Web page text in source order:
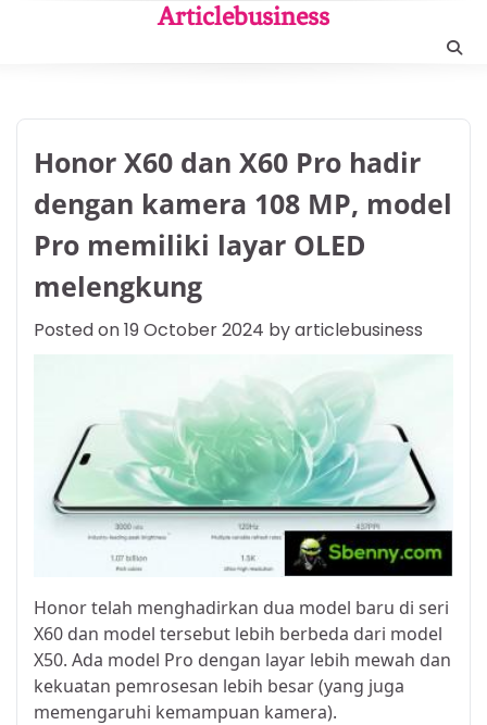
Articlebusiness
Honor X60 dan X60 Pro hadir
dengan kamera 108 MP, model
Pro memiliki layar OLED
melengkung
Posted on19 October 2024 byarticlebusiness
Honor telah menghadirkan dua model baru di seri
X60 dan model tersebut lebih berbeda dari model
X50. Ada model Pro dengan layar lebih mewah dan
kekuatan pemrosesan lebih besar (yang juga
memengaruhi kemampuan kamera).